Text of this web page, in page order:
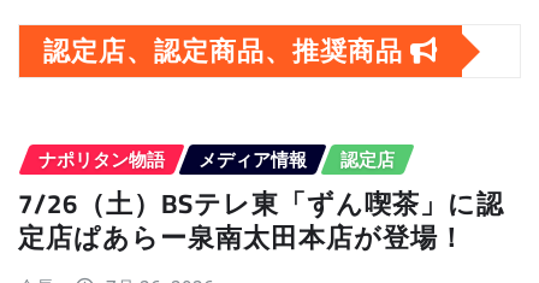
カ
イ
認定店、認定商品、推奨商品
ナポリタン物語 メディア情報 認定店
7/26（土）BSテレ東「ずん喫茶」に認
定店ぱあらー泉南太田本店が登場！